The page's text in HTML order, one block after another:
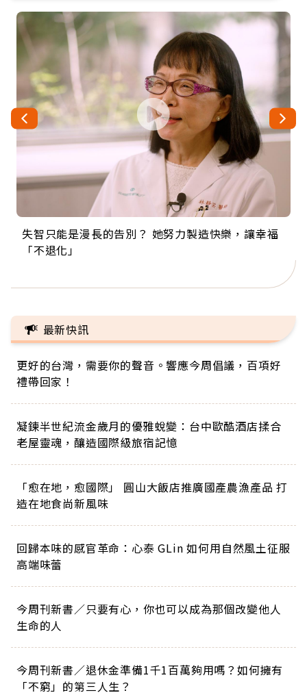
失智只能是漫長的告別？ 她努力製造快樂，讓幸福
「不退化」
來自剛果的巧克力神父 為台灣奉獻36年 「台灣是我
的家，我連作夢都講台語！」
63歲卸矽谷副總、搬回台灣找快樂！「蛋黃哥小
丑」走進安養院，逗樂上萬爺奶：退休後才開始真
104歲打破金氏世界紀錄 成為全球最年長羽球選
手，分享長壽的秘密原來是「這個」
事業巔峰他選擇追夢…黑手阿伯拉小提琴還登上小
巨蛋！連CNN都大讚！
最新快訊
更好的台灣，需要你的聲音。響應今周倡議，百項好
禮帶回家！
凝鍊半世紀流金歲月的優雅蛻變：台中歐酷酒店揉合
老屋靈魂，釀造國際級旅宿記憶
「愈在地，愈國際」 圓山大飯店推廣國產農漁產品 打
造在地食尚新風味
回歸本味的感官革命：心泰 GLin 如何用自然風土征服
高端味蕾
今周刊新書／只要有心，你也可以成為那個改變他人
生命的人
今周刊新書／退休金準備1千1百萬夠用嗎？如何擁有
「不窮」的第三人生？